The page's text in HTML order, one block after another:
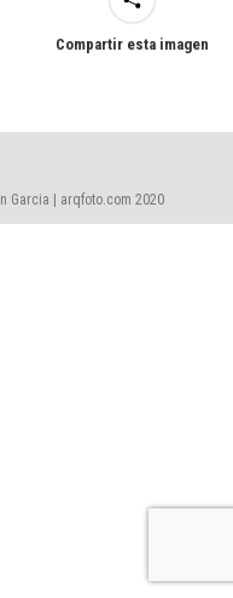
Compartir esta imagen
Garcia | arqfoto.com 2020